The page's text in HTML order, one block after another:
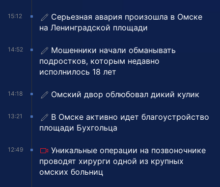
15:12
Серьезная авария произошла в Омске
на Ленинградской площади
14:52
Мошенники начали обманывать
подростков, которым недавно
исполнилось 18 лет
14:18 Омский двор облюбовал дикий кулик
13:21
В Омске активно идет благоустройство
площади Бухгольца
12:49
Уникальные операции на позвоночнике
проводят хирурги одной из крупных
омских больниц